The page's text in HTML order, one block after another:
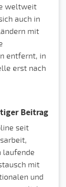
weltweit
auch in
mit
entfernt, in
erst nach
Beitrag
seit
laufende
mit
und